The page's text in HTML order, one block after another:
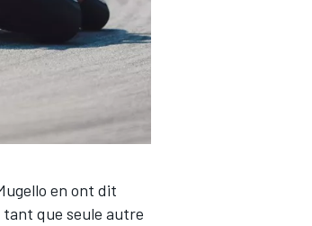
en ont dit
que seule autre